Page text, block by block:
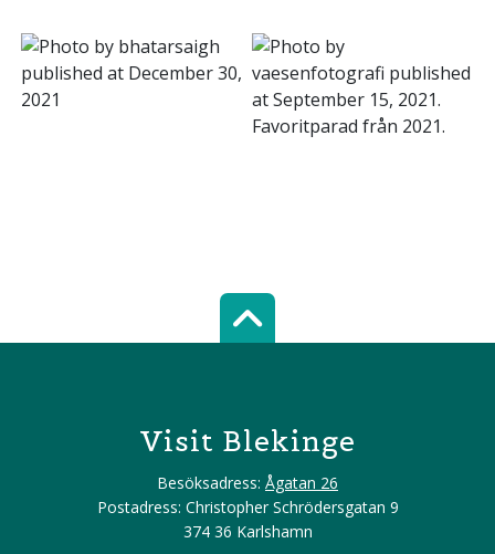
Scroll top of
Visit Blekinge
Besöksadress: Ågatan 26
Postadress: Christopher Schrödersgatan 9
374 36 Karlshamn